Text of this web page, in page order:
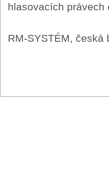
hlasovacích právech
RM-SYSTÉM, česká